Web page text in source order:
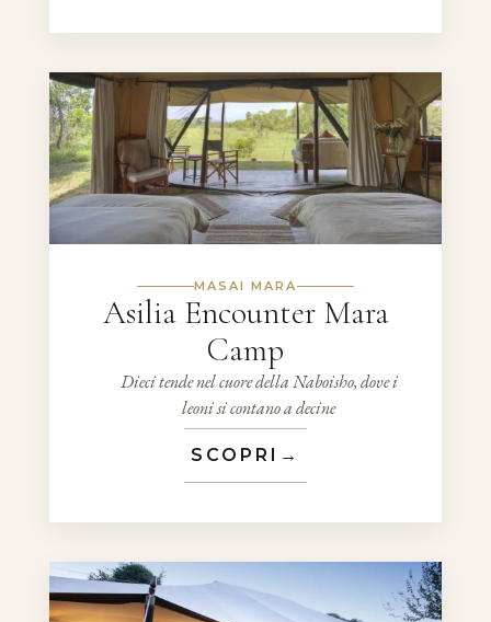
MASAI MARA
Asilia Encounter Mara
Camp
Dieci tende nel cuore della Naboisho, dove i
leoni si contano a decine
SCOPRI →